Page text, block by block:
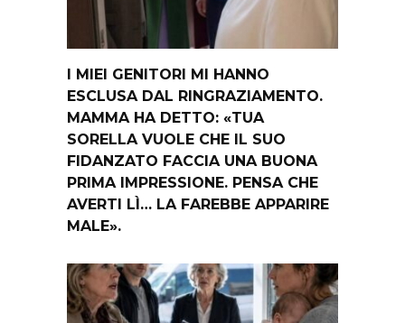
I MIEI GENITORI MI HANNO
ESCLUSA DAL RINGRAZIAMENTO.
MAMMA HA DETTO: «TUA
SORELLA VUOLE CHE IL SUO
FIDANZATO FACCIA UNA BUONA
PRIMA IMPRESSIONE. PENSA CHE
AVERTI LÌ… LA FAREBBE APPARIRE
MALE».